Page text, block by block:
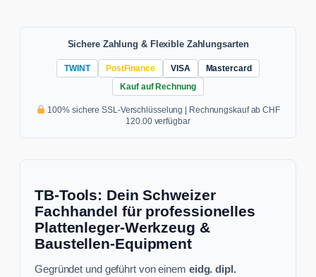
Sichere Zahlung & Flexible Zahlungsarten
TWINT PostFinance VISA
Mastercard
Kauf auf Rechnung
100% sichere SSL-Verschlüsselung | Rechnungskauf ab CHF
120.00 verfügbar
TB-Tools: Dein Schweizer
Fachhandel für professionelles
Plattenleger-Werkzeug &
Baustellen-Equipment
Gegründet und geführt von einem eidg. dipl.